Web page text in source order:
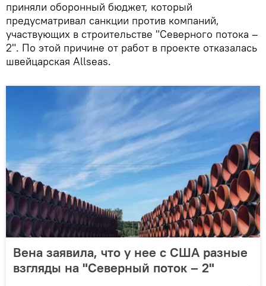
приняли оборонный бюджет, который
предусматривал санкции против компаний,
участвующих в строительстве "Северного потока –
2". По этой причине от работ в проекте отказалась
швейцарская Allseas.
Вена заявила, что у нее с США разные
взгляды на "Северный поток – 2"